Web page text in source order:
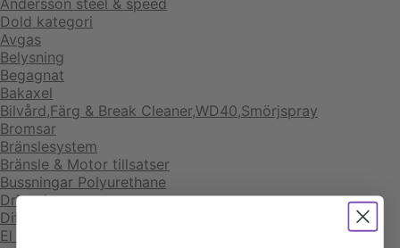
Andersson steel & speed
Dold kategori
Avgas
Belysning
Begagnat
Bakaxel
Bilvård,Färg & Break Cleaner,WD40,Smörjspray
Bromsar
Bränslesystem
Bränsle & Motor tillsatser
Bussningar Polyurethane
Drivaxlar
Diffspärrar/Diffbromsar
El fläkt SPAL